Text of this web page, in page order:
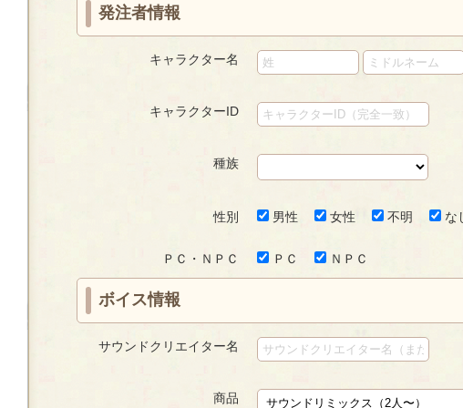
発注者情報
キャラクター名
キャラクターID
種族
性別 男性 女性 不明 な
ＰＣ・ＮＰＣ ＰＣ ＮＰＣ
ボイス情報
サウンドクリエイター名
商品